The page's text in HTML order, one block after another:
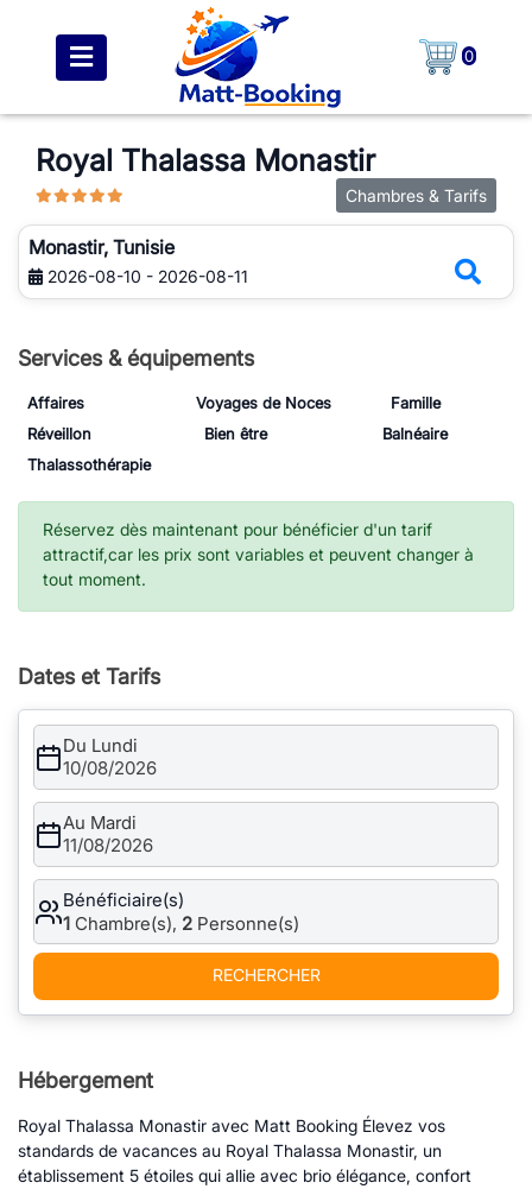
0
Royal Thalassa Monastir
Chambres & Tarifs
Monastir, Tunisie
2026-08-10 - 2026-08-11
Services & équipements
Affaires Voyages de Noces
Famille
Réveillon
Bien être
Balnéaire
Thalassothérapie
Réservez dès maintenant pour bénéficier d'un tarif
attractif,car les prix sont variables et peuvent changer à
tout moment.
Dates et Tarifs
Du Lundi
10/08/2026
Au Mardi
11/08/2026
Bénéficiaire(s)
1 Chambre(s), 2 Personne(s)
RECHERCHER
Hébergement
Royal Thalassa Monastir avec Matt Booking Élevez vos
standards de vacances au Royal Thalassa Monastir, un
établissement 5 étoiles qui allie avec brio élégance, confort